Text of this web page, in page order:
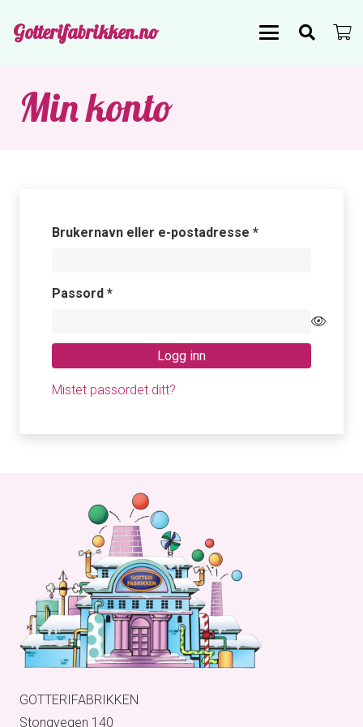
Gotterifabrikken.no
Min konto
Brukernavn eller e-postadresse *Påkrevd
Passord *Påkrevd
Logg inn
Mistet passordet ditt?
GOTTERIFABRIKKEN
Stongvegen 140